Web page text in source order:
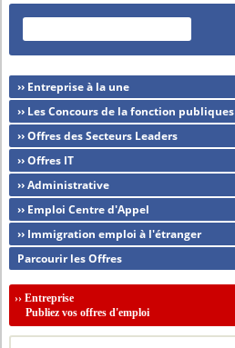
›› Entreprise à la une
›› Les Concours de la fonction publiques
›› Offres des Secteurs Leaders
›› Offres IT
›› Administrative
›› Emploi Centre d'Appel
›› Immigration emploi à l'étranger
Parcourir les Offres
››Entreprise
Publiez vos offres d'emploi